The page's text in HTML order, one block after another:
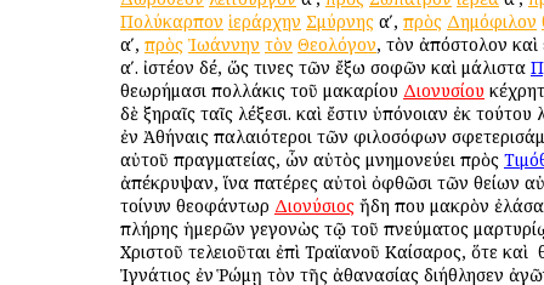
Πολύκαρπον ἱεράρχην Σμύρνης αʹ, πρὸς Δημόφιλον
αʹ, πρὸς Ἰωάννην τὸν Θεολόγον, τὸν ἀπόστολον καὶ
αʹ. ἰστέον δέ, ὥς τινες τῶν ἔξω σοφῶν καὶ μάλιστα
θεωρήμασι πολλάκις τοῦ μακαρίου Διονυσίου
δὲ ξηραῖς ταῖς λέξεσι. καὶ ἔστιν ὑπόνοιαν ἐκ τούτου
ἐν Ἀθήναις παλαιότεροι τῶν φιλοσόφων
αὐτοῦ πραγματείας, ὧν αὐτὸς μνημονεύει πρὸς
ἀπέκρυψαν, ἵνα πατέρες αὐτοὶ ὀφθῶσι τῶν θείων
τοίνυν θεοφάντωρ Διονύσιος ἤδη που μακρὸν
πλήρης ἡμερῶν γεγονὼς τῷ τοῦ πνεύματος
Χριστοῦ τελειοῦται ἐπὶ Τραϊανοῦ Καίσαρος, ὅτε καὶ
Ἰγνάτιος ἐν Ῥώμῃ τὸν τῆς ἀθανασίας διήθλησεν